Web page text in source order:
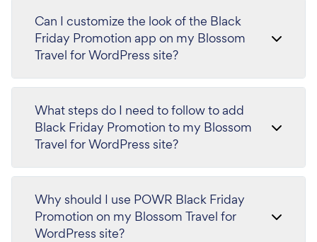
Can I customize the look of the Black
Friday Promotion app on my Blossom
Travel for WordPress site?
What steps do I need to follow to add
Black Friday Promotion to my Blossom
Travel for WordPress site?
Why should I use POWR Black Friday
Promotion on my Blossom Travel for
WordPress site?